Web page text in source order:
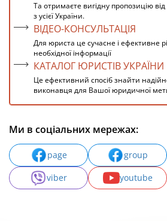
Та отримаєте вигідну пропозицію
з усієї України.
ВІДЕО-КОНСУЛЬТАЦІЯ
Для юриста це сучасне і ефективне
необхідної інформації
КАТАЛОГ ЮРИСТІВ УКРАЇНИ
Це ефективний спосіб знайти
виконавця для Вашої юридичної
Ми в соціальних мережах:
page group
viber
youtube